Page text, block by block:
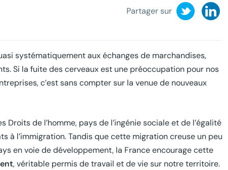
Partager sur
systématiquement aux échanges de marchandises,
Si la fuite des cerveaux est une préoccupation pour nos
c’est sans compter sur la venue de nouveaux
de l’homme, pays de l’ingénie sociale et de l’égalité
à l’immigration. Tandis que cette migration creuse un peu
en voie de développement, la France encourage cette
, véritable permis de travail et de vie sur notre territoire.